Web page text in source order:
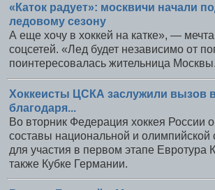
«Каток радует»: москвичи начали
ледовому сезону
А еще хочу в хоккей на катке», —
соцсетей. «Лед будет независимо от
поинтересовалась жительница Москвы.
Хоккеисты ЦСКА заслужили вызов
благодаря...
Во вторник Федерация хоккея России
составы национальной и олимпийской
для участия в первом этапе Евротура
также Кубке Германии.